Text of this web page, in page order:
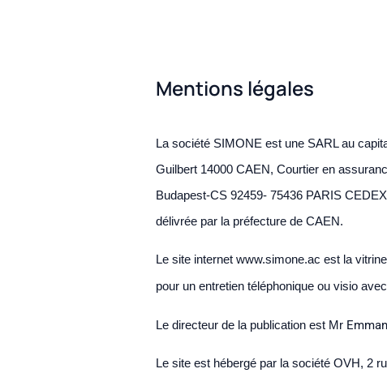
Mentions légales
La société SIMONE est une SARL au
Guilbert 14000 CAEN, Courtier en
Budapest-CS 92459- 75436 PARIS
délivrée par la préfecture de CAEN.
Le site internet www.simone.ac est la
pour un entretien téléphonique ou visio
Le directeur de la publication est Mr
Le site est hébergé par la société OVH, 2